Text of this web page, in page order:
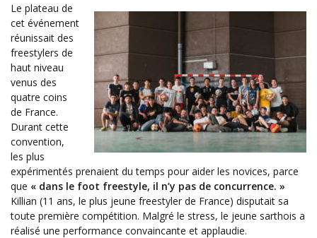
Le plateau de
cet événement
réunissait des
freestylers de
haut niveau
venus des
quatre coins
de France.
Durant cette
convention,
les plus
expérimentés prenaient du temps pour aider les novices, parce
que « dans le foot freestyle, il n’y pas de concurrence. »
Killian (11 ans, le plus jeune freestyler de France) disputait sa
toute première compétition. Malgré le stress, le jeune sarthois a
réalisé une performance convaincante et applaudie.